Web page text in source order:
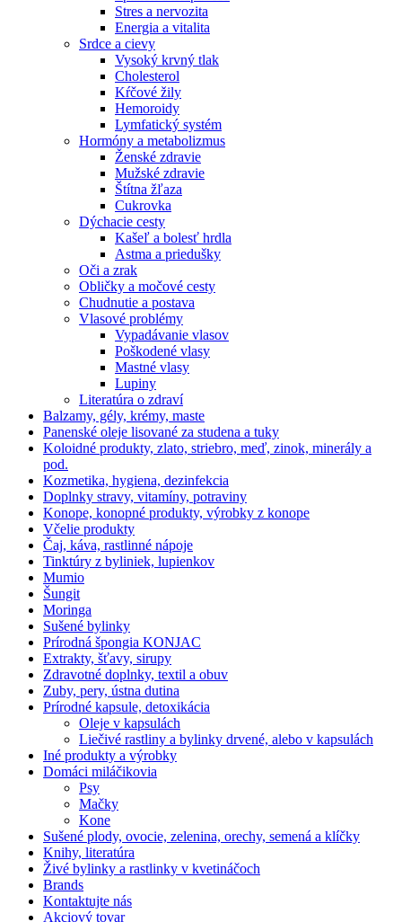
Stres a nervozita
Energia a vitalita
Srdce a cievy
Vysoký krvný tlak
Cholesterol
Kŕčové žily
Hemoroidy
Lymfatický systém
Hormóny a metabolizmus
Ženské zdravie
Mužské zdravie
Štítna žľaza
Cukrovka
Dýchacie cesty
Kašeľ a bolesť hrdla
Astma a priedušky
Oči a zrak
Obličky a močové cesty
Chudnutie a postava
Vlasové problémy
Vypadávanie vlasov
Poškodené vlasy
Mastné vlasy
Lupiny
Literatúra o zdraví
Balzamy, gély, krémy, maste
Panenské oleje lisované za studena a tuky
Koloidné produkty, zlato, striebro, meď, zinok, minerály a
pod.
Kozmetika, hygiena, dezinfekcia
Doplnky stravy, vitamíny, potraviny
Konope, konopné produkty, výrobky z konope
Včelie produkty
Čaj, káva, rastlinné nápoje
Tinktúry z byliniek, lupienkov
Mumio
Šungit
Moringa
Sušené bylinky
Prírodná špongia KONJAC
Extrakty, šťavy, sirupy
Zdravotné doplnky, textil a obuv
Zuby, pery, ústna dutina
Prírodné kapsule, detoxikácia
Oleje v kapsulách
Liečivé rastliny a bylinky drvené, alebo v kapsulách
Iné produkty a výrobky
Domáci miláčikovia
Psy
Mačky
Kone
Sušené plody, ovocie, zelenina, orechy, semená a klíčky
Knihy, literatúra
Živé bylinky a rastlinky v kvetináčoch
Brands
Kontaktujte nás
Akciový tovar